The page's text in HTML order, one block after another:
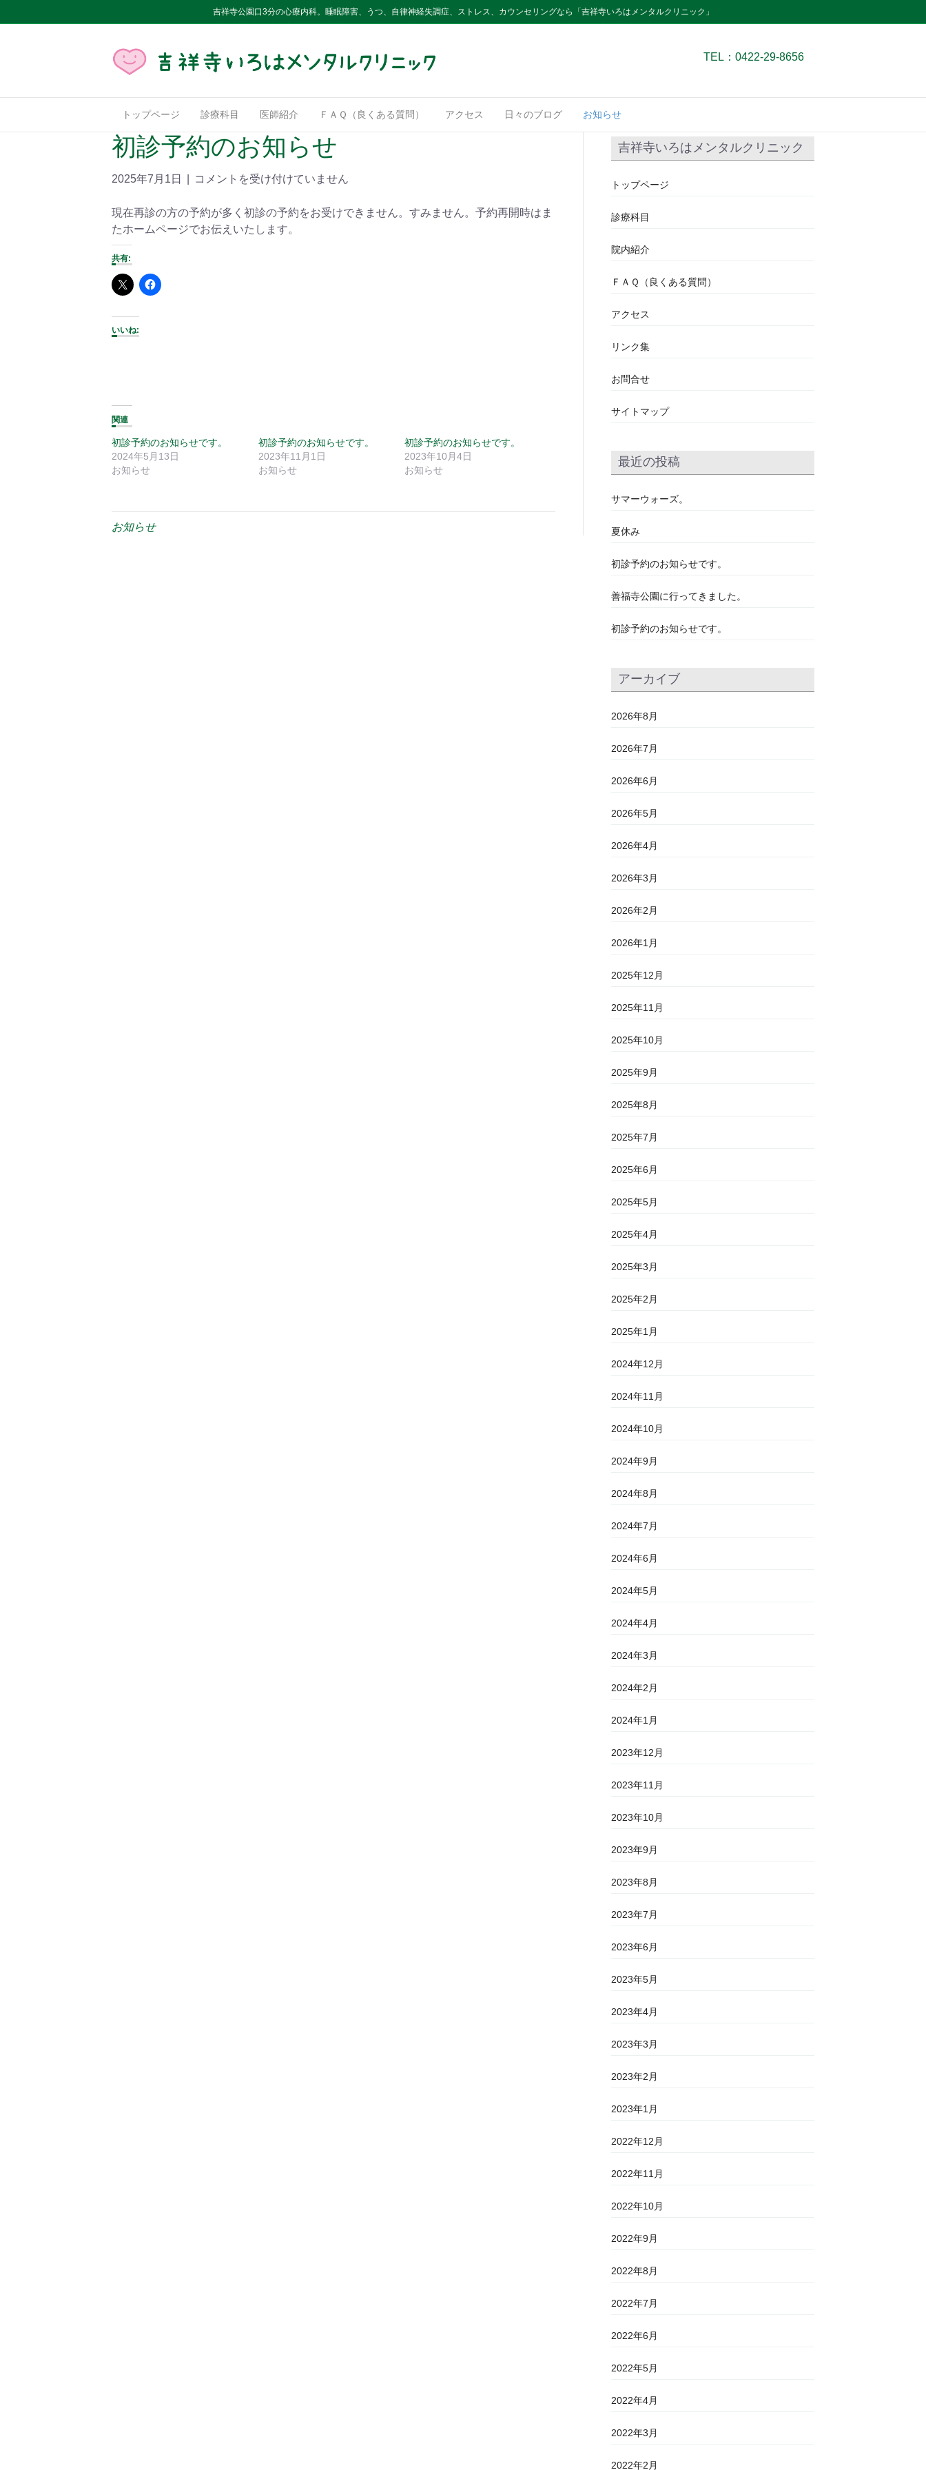
吉祥寺公園口3分の心療内科。睡眠障害、うつ、自律神経失調症、ストレス、カウンセリングなら「吉祥寺いろはメンタルクリニック」
TEL：0422-29-8656
トップページ 診療科目 医師紹介 ＦＡＱ（良くある質問） アクセス 日々のブログ お知らせ
初診予約のお知らせ
2025年7月1日 コメントを受け付けていません
現在再診の方の予約が多く初診の予約をお受けできません。すみません。予約再開時はま
たホームページでお伝えいたします。
共有:
いいね:
関連
初診予約のお知らせです。
2024年5月13日
お知らせ
初診予約のお知らせです。
2023年11月1日
お知らせ
初診予約のお知らせです。
2023年10月4日
お知らせ
お知らせ
吉祥寺いろはメンタルクリニック
トップページ
診療科目
院内紹介
ＦＡＱ（良くある質問）
アクセス
リンク集
お問合せ
サイトマップ
最近の投稿
サマーウォーズ。
夏休み
初診予約のお知らせです。
善福寺公園に行ってきました。
初診予約のお知らせです。
アーカイブ
2026年8月
2026年7月
2026年6月
2026年5月
2026年4月
2026年3月
2026年2月
2026年1月
2025年12月
2025年11月
2025年10月
2025年9月
2025年8月
2025年7月
2025年6月
2025年5月
2025年4月
2025年3月
2025年2月
2025年1月
2024年12月
2024年11月
2024年10月
2024年9月
2024年8月
2024年7月
2024年6月
2024年5月
2024年4月
2024年3月
2024年2月
2024年1月
2023年12月
2023年11月
2023年10月
2023年9月
2023年8月
2023年7月
2023年6月
2023年5月
2023年4月
2023年3月
2023年2月
2023年1月
2022年12月
2022年11月
2022年10月
2022年9月
2022年8月
2022年7月
2022年6月
2022年5月
2022年4月
2022年3月
2022年2月